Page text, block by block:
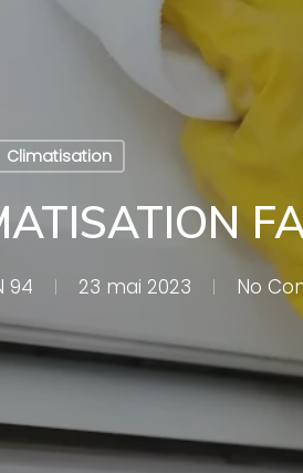
Climatisation
94 23 mai 2023 No